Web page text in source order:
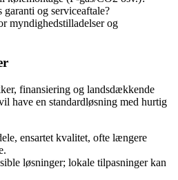
garanti og serviceaftale?
myndighedstilladelser og
finansiering og landsdækkende
have en standardløsning med hurtig
ensartet kvalitet, ofte længere
løsninger; lokale tilpasninger kan